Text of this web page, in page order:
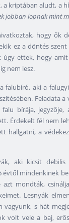
a kriptában aludt, a
jobban lopnak mint
hogy ők
ez a döntés
úgy ettek, hogy
nem lesz.
falubíró, aki a
Feladata
bírája,
Érdekelt fél nem
hallgatni, a
aki kicsit debilis
évtől mindenkinek
mondták,
Lesnyák
s hát
volt vele a baj,